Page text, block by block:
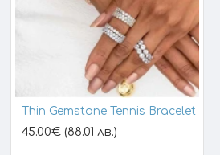
Thin Gemstone Tennis Bracelet
45.00€ (88.01 лв.)